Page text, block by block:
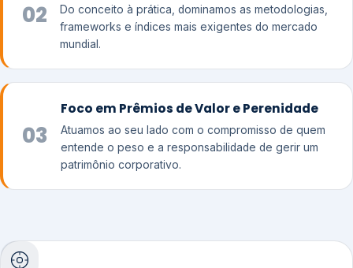
02
Do conceito à prática, dominamos as metodologias,
frameworks e índices mais exigentes do mercado
mundial.
03
Foco em Prêmios de Valor e Perenidade
Atuamos ao seu lado com o compromisso de quem
entende o peso e a responsabilidade de gerir um
patrimônio corporativo.